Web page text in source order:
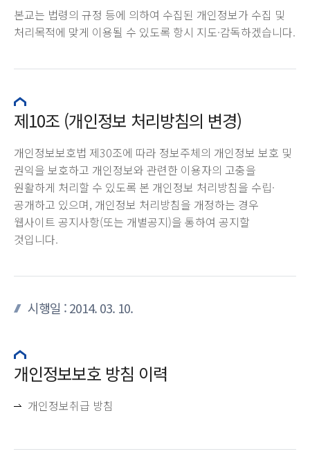
본교는 법령의 규정 등에 의하여 수집된 개인정보가 수집 및
처리목적에 맞게 이용될 수 있도록 항시 지도·감독하겠습니다.
제10조 (개인정보 처리방침의 변경)
개인정보보호법 제30조에 따라 정보주체의 개인정보 보호 및
권익을 보호하고 개인정보와 관련한 이용자의 고충을
원활하게 처리할 수 있도록 본 개인정보 처리방침을 수립·
공개하고 있으며, 개인정보 처리방침을 개정하는 경우
웹사이트 공지사항(또는 개별공지)을 통하여 공지할
것입니다.
시행일 : 2014. 03. 10.
개인정보보호 방침 이력
개인정보취급 방침